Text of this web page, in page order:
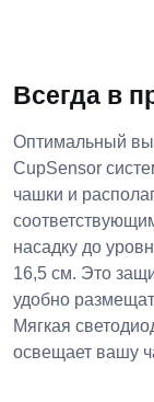
Всегда в
Оптимальный
CupSensor
чашки и
насадку до
16,5 см. Это
удобно
Мягкая
освещает вашу